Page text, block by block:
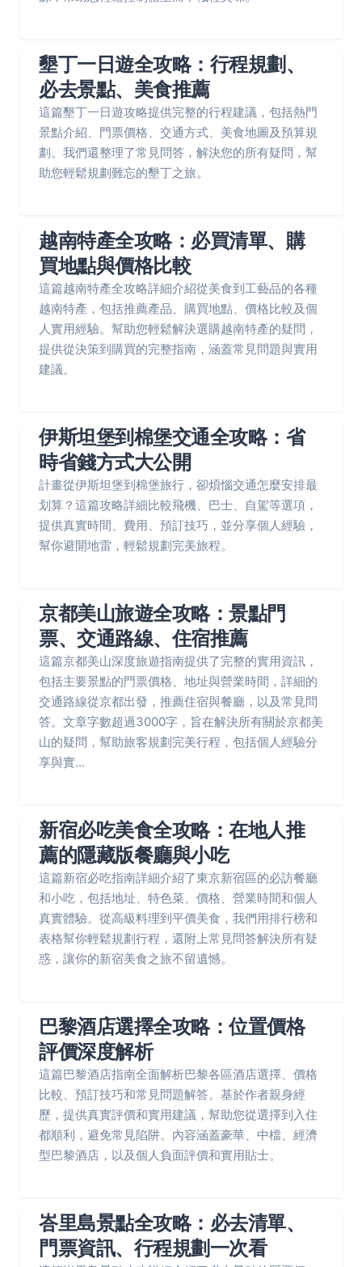
墾丁一日遊全攻略：行程規劃、
必去景點、美食推薦
這篇墾丁一日遊攻略提供完整的行程建議，包括熱門
景點介紹、門票價格、交通方式、美食地圖及預算規
劃。我們還整理了常見問答，解決您的所有疑問，幫
助您輕鬆規劃難忘的墾丁之旅。
越南特產全攻略：必買清單、購
買地點與價格比較
這篇越南特產全攻略詳細介紹從美食到工藝品的各種
越南特產，包括推薦產品、購買地點、價格比較及個
人實用經驗。幫助您輕鬆解決選購越南特產的疑問，
提供從決策到購買的完整指南，涵蓋常見問題與實用
建議。
伊斯坦堡到棉堡交通全攻略：省
時省錢方式大公開
計畫從伊斯坦堡到棉堡旅行，卻煩惱交通怎麼安排最
划算？這篇攻略詳細比較飛機、巴士、自駕等選項，
提供真實時間、費用、預訂技巧，並分享個人經驗，
幫你避開地雷，輕鬆規劃完美旅程。
京都美山旅遊全攻略：景點門
票、交通路線、住宿推薦
這篇京都美山深度旅遊指南提供了完整的實用資訊，
包括主要景點的門票價格、地址與營業時間，詳細的
交通路線從京都出發，推薦住宿與餐廳，以及常見問
答。文章字數超過3000字，旨在解決所有關於京都美
山的疑問，幫助旅客規劃完美行程，包括個人經驗分
享與實...
新宿必吃美食全攻略：在地人推
薦的隱藏版餐廳與小吃
這篇新宿必吃指南詳細介紹了東京新宿區的必訪餐廳
和小吃，包括地址、特色菜、價格、營業時間和個人
真實體驗。從高級料理到平價美食，我們用排行榜和
表格幫你輕鬆規劃行程，還附上常見問答解決所有疑
惑，讓你的新宿美食之旅不留遺憾。
巴黎酒店選擇全攻略：位置價格
評價深度解析
這篇巴黎酒店指南全面解析巴黎各區酒店選擇、價格
比較、預訂技巧和常見問題解答。基於作者親身經
歷，提供真實評價和實用建議，幫助您從選擇到入住
都順利，避免常見陷阱。內容涵蓋豪華、中檔、經濟
型巴黎酒店，以及個人負面評價和實用貼士。
峇里島景點全攻略：必去清單、
門票資訊、行程規劃一次看